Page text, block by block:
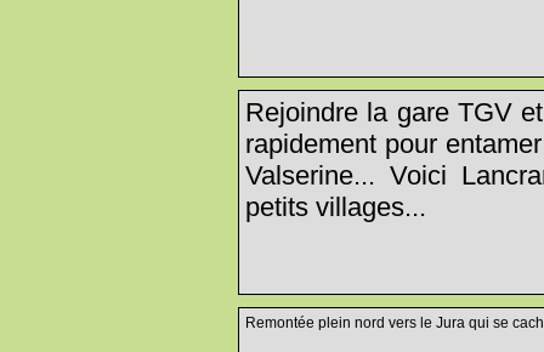
Rejoindre la gare TGV
rapidement pour
Valserine... Voici
petits villages...
Remontée plein nord vers le Jura qui se